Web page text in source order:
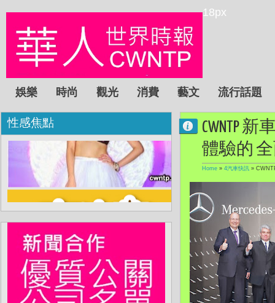
18px
娛樂 時尚 觀光 消費 藝文 流行話題
CWNTP
體驗的
Home » 4汽車快訊 »
性感焦點